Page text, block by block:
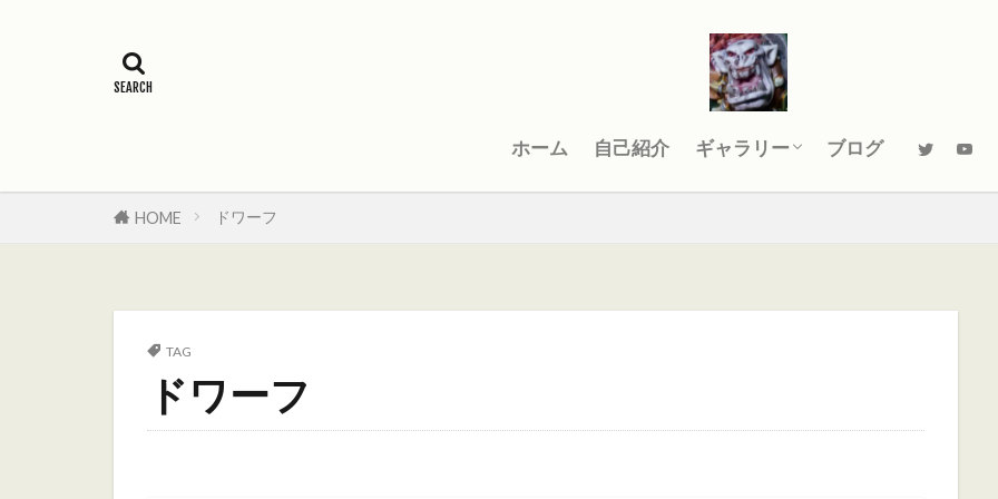
ホーム 自己紹介 ギャラリー ブログ
HOME ドワーフ
TAG
ドワーフ
ティーンチ
ビーストマン ファレホコン